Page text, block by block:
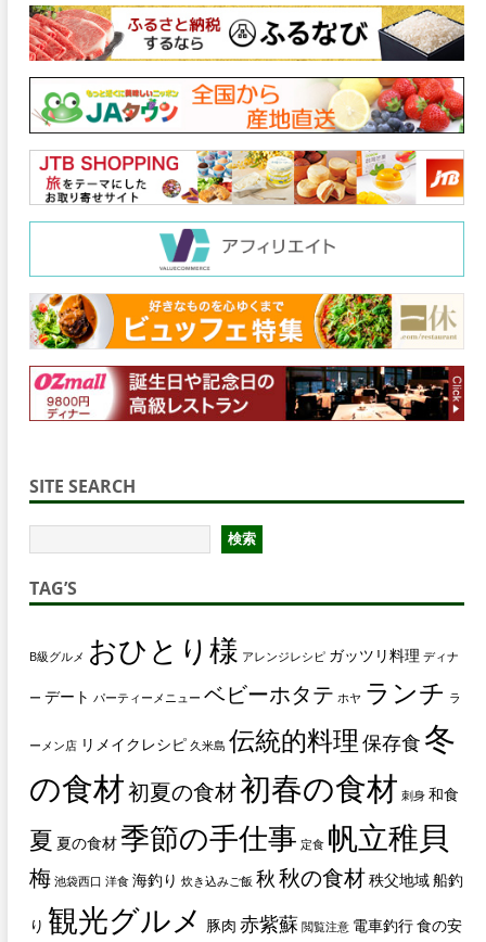
SITE SEARCH
検索
TAG’S
B級グルメ おひとり様 アレンジレシピ ガッツリ料理 ディナ
ー デート パーティーメニュー ベビーホタテ ホヤ ランチ ラ
ーメン店 リメイクレシピ 久米島 伝統的料理 保存食冬
の食材初夏の食材初春の食材 刺身 和食
夏 夏の食材 季節の手仕事 定食 帆立稚貝
梅 池袋西口 洋食 海釣り 炊き込みご飯 秋秋の食材秩父地域船釣
り 観光グルメ 豚肉 赤紫蘇 閲覧注意 電車釣行食の安